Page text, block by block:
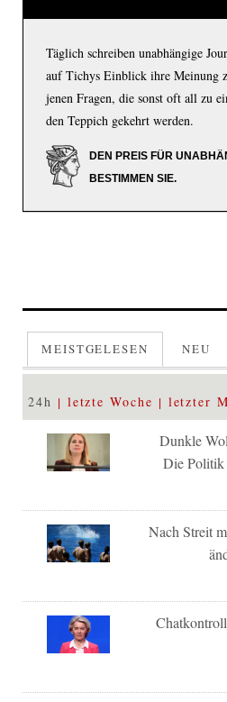
Täglich schreiben unabhängige
auf Tichys Einblick ihre Meinung
jenen Fragen, die sonst oft all zu
den Teppich gekehrt werden.
DEN PREIS FÜR
BESTIMMEN SIE.
MEISTGELESEN NEU
24h letzte Woche letzter
Dunkle
Die Politik
Nach Streit